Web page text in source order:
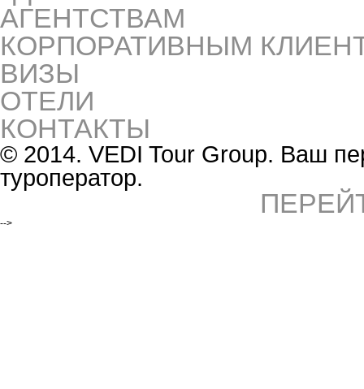
АГЕНТСТВАМ
КОРПОРАТИВНЫМ
ВИЗЫ
ОТЕЛИ
КОНТАКТЫ
© 2014. VEDI Tour Group. Ваш
туроператор.
-->